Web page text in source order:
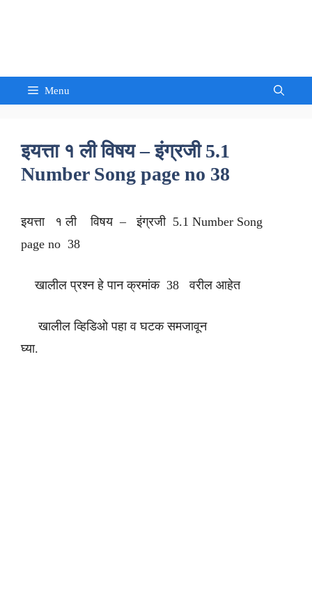
Menu
इयत्ता १ ली विषय – इंग्रजी 5.1
Number Song page no 38
इयत्ता १ ली विषय – इंग्रजी 5.1 Number Song
page no 38
खालील प्रश्न हे पान क्रमांक 38 वरील आहेत
खालील व्हिडिओ पहा व घटक समजावून
घ्या.